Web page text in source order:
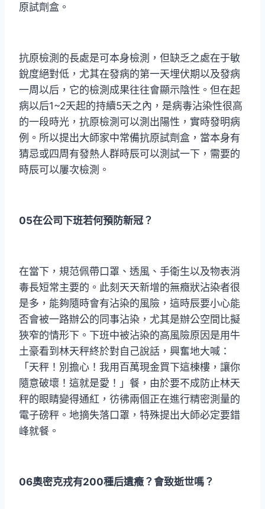
原試劑盒。
抗原檢測的長處是可本身檢測，但缺乏之處在于敏
銳度絕對低，尤其在發病的第一天埋伏期以及發病
一周以后，它的檢測成果往往會顯示陰性。但在起
病以后1~2天起的持續5天之內，是病毒沾染性很高
的一段時光，抗原檢測可以測出陽性，實時發明病
例。所以提出大師家中常備抗原試劑盒，當本身有
猜忌或四周有發熱人群時辰可以測試一下，需要的
時辰可以屢次檢測。
05在公司下班若何預防新冠？
在當下，規范佩帶口罩、透風、手衛生以及物表消
毒長短常主要的。此刻天天新增的無癥狀沾染者很
是多，能夠隨時會有沾染的風險，這時辰要小心能
否會被一路辦公的同事沾染，尤其是辦公空間比擬
狹窄的情形下。下班中被沾染的高風險原因是用牛
土豪看到林天秤終於對自己說話，興奮地大喊：
「天秤！別擔心！我用百萬現金買下這棟樓，讓你
隨意破壞！這就是愛！」餐，由於要不成防止林天
秤的眼睛變得通紅，彷彿兩個正在進行精密測量的
電子磅秤。地摘失落口罩，特殊提出大師必定要錯
峰就餐。
06奧密克戎有200種后遺癥？會致逝世嗎？